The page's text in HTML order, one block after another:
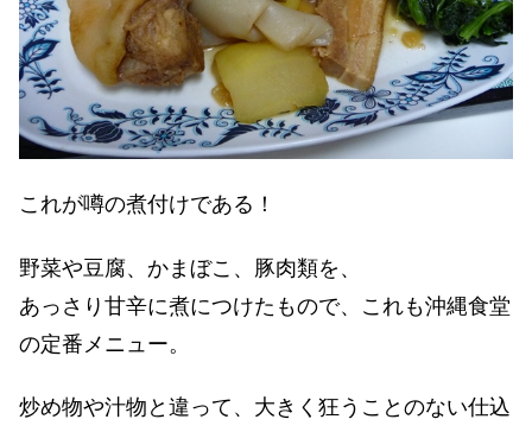
これが噂の煮付けである！
野菜や豆腐、かまぼこ、豚肉類を、
あっさり甘辛に煮につけたもので、これも沖縄食堂
の定番メニュー。
炒め物や汁物と違って、大きく狂うことのない仕込